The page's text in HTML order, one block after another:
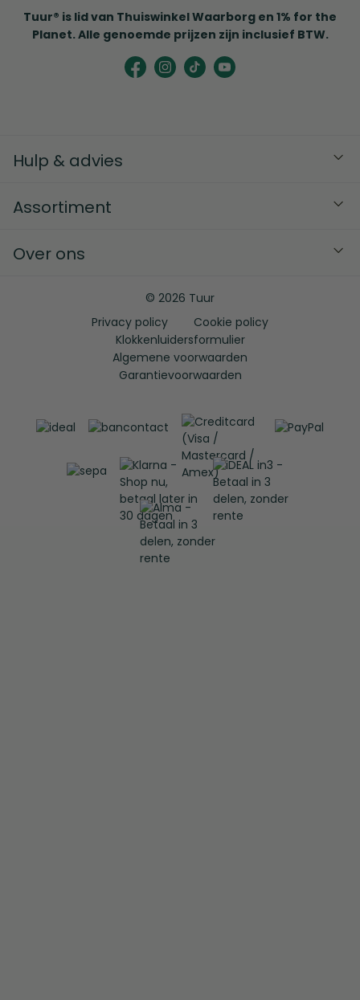
Tuur® is lid van Thuiswinkel Waarborg en 1% for the
Planet. Alle genoemde prijzen zijn inclusief BTW.
Hulp & advies
Assortiment
Over ons
© 2026 Tuur
Privacy policy
Cookie policy
Klokkenluidersformulier
Algemene voorwaarden
Garantievoorwaarden